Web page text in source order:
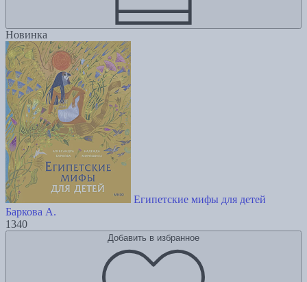
Новинка
Египетские мифы для детей
Баркова А.
1340
Добавить в избранное